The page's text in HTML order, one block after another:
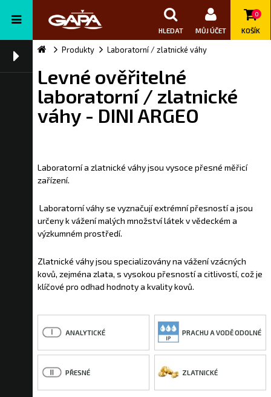
HLEDAT MŮJ ÚČET
0
KOŠÍK
Produkty Laboratorní / zlatnické váhy
Levné ověřitelné
laboratorní / zlatnické
váhy - DINI ARGEO
Laboratorní a zlatnické váhy jsou vysoce přesné měřicí
zařízení.
Laboratorní váhy se vyznačují extrémní přesností a jsou
určeny k vážení malých množství látek v vědeckém a
výzkumném prostředí.
Zlatnické váhy jsou specializovány na vážení vzácných
kovů, zejména zlata, s vysokou přesností a citlivostí, což je
klíčové pro odhad hodnoty a kvality kovů.
ANALYTICKÉ PRACHU A VODĚ ODOLNÉ
PŘESNÉ ZLATNICKÉ